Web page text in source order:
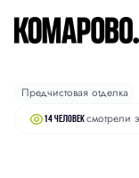
Студия35.3 м2
Предчистовая отделка
14 человексмотрели